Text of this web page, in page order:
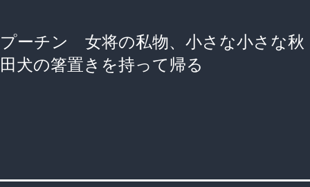
プーチン 女将の私物、小さな小さな秋
田犬の箸置きを持って帰る